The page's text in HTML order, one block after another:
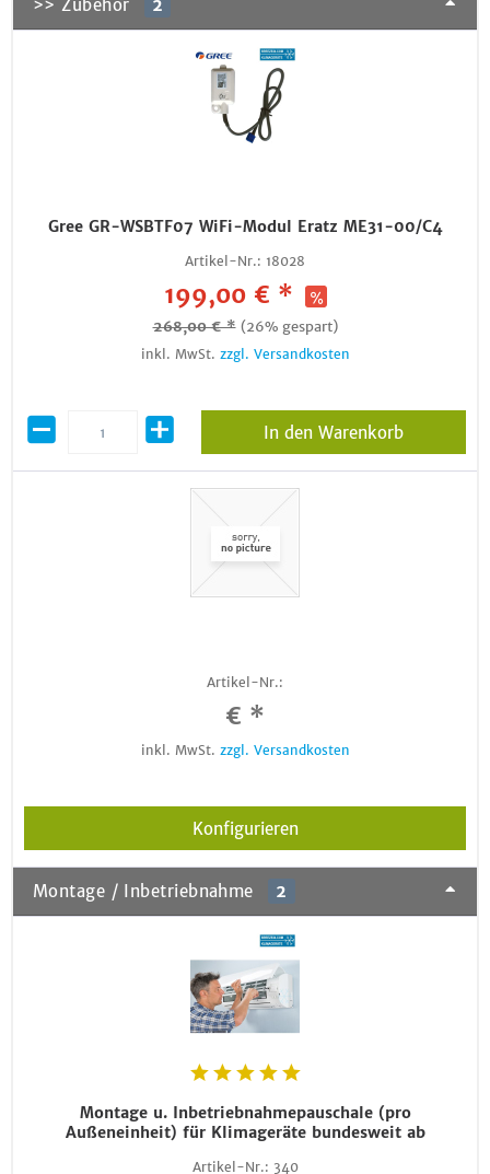
>> Zubehör 2
Gree GR-WSBTF07 WiFi-Modul Eratz ME31-00/C4
Artikel-Nr.: 18028
199,00 € *
268,00 € * (26% gespart)
inkl. MwSt. zzgl. Versandkosten
In den Warenkorb
Artikel-Nr.:
€ *
inkl. MwSt. zzgl. Versandkosten
Konfigurieren
Montage / Inbetriebnahme 2
Montage u. Inbetriebnahmepauschale (pro
Außeneinheit) für Klimageräte bundesweit ab
Artikel-Nr.: 340